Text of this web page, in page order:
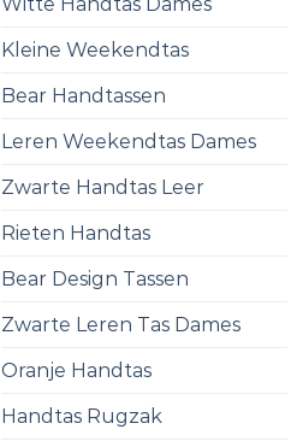
Kleine Weekendtas
Bear Handtassen
Leren Weekendtas Dames
Zwarte Handtas Leer
Rieten Handtas
Bear Design Tassen
Zwarte Leren Tas Dames
Oranje Handtas
Handtas Rugzak